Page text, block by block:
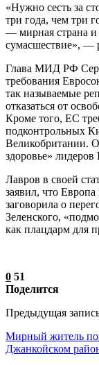
«Нужно сесть за
три года, чем три
— мирная страна и
сумасшествие», —
Глава МИД РФ
требования
так называемые
отказаться от
Кроме того, ЕС
подконтрольных
Великобритании.
здоровье» лидеров
Лавров в своей
заявил, что
заговорила о
Зеленского,
как плацдарм для
0 51
Поделится
Предыдущая
Мирный житель
Джанкойском